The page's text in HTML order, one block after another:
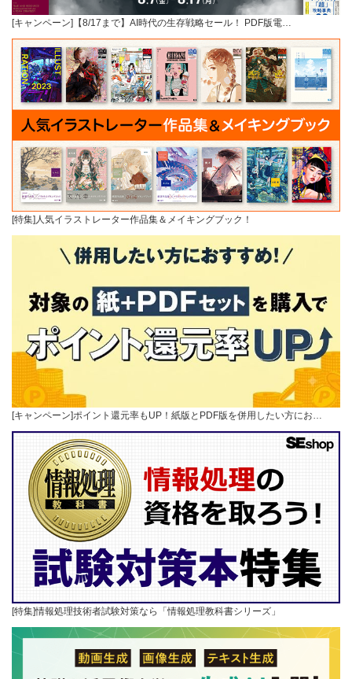
[キャンペーン]【8/17まで】AI時代の生存戦略セール！ PDF版電…
[特集]人気イラストレーター作品集＆メイキングブック！
[キャンペーン]ポイント還元率もUP！紙版とPDF版を併用したい方にお…
[特集]情報処理技術者試験対策なら「情報処理教科書シリーズ」